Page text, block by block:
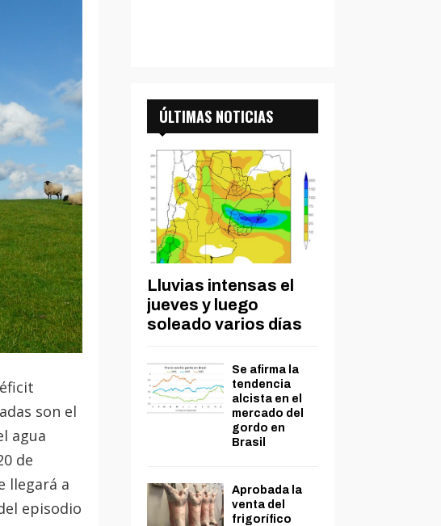
son el
agua
de
llegará a
episodio
ÚLTIMAS NOTICIAS
Lluvias intensas el
jueves y luego
soleado varios días
Se afirma la
tendencia
alcista en el
mercado del
gordo en
Brasil
Aprobada la
venta del
frigorífico